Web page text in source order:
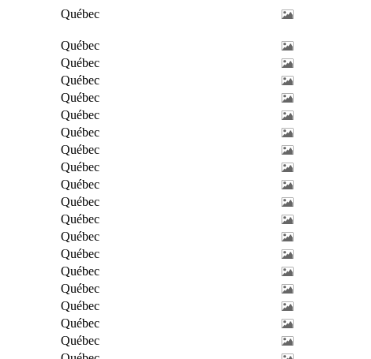
Québec
Québec
Québec
Québec
Québec
Québec
Québec
Québec
Québec
Québec
Québec
Québec
Québec
Québec
Québec
Québec
Québec
Québec
Québec